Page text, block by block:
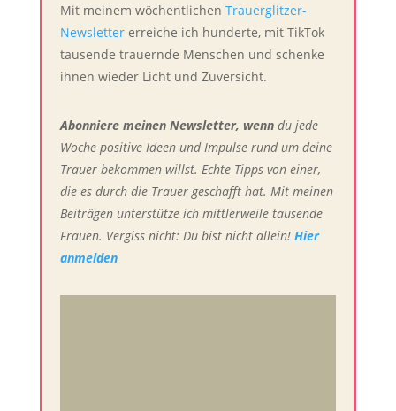
Mit meinem wöchentlichen Trauerglitzer-
Newslettererreiche ich hunderte, mit TikTok
tausende trauernde Menschen und schenke
ihnen wieder Licht und Zuversicht.
Abonniere meinen Newsletter, wenndu jede
Woche positive Ideen und Impulse rund um deine
Trauer bekommen willst. Echte Tipps von einer,
die es durch die Trauer geschafft hat. Mit meinen
Beiträgen unterstütze ich mittlerweile tausende
Frauen. Vergiss nicht: Du bist nicht allein! Hier
anmelden